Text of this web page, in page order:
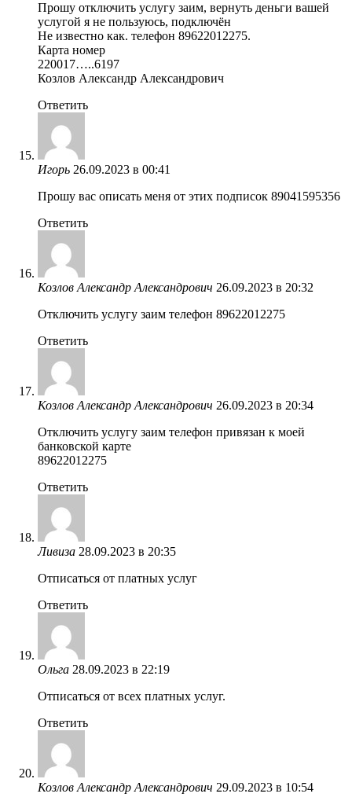
Прошу отключить услугу заим, вернуть деньги вашей
услугой я не пользуюсь, подключён
Не известно как. телефон 89622012275.
Карта номер
220017…..6197
Козлов Александр Александрович
Ответить
Игорь 26.09.2023 в 00:41
Прошу вас описать меня от этих подписок 89041595356
Ответить
Козлов Александр Александрович 26.09.2023 в 20:32
Отключить услугу заим телефон 89622012275
Ответить
Козлов Александр Александрович 26.09.2023 в 20:34
Отключить услугу заим телефон привязан к моей
банковской карте
89622012275
Ответить
Ливиза 28.09.2023 в 20:35
Отписаться от платных услуг
Ответить
Ольга 28.09.2023 в 22:19
Отписаться от всех платных услуг.
Ответить
Козлов Александр Александрович 29.09.2023 в 10:54